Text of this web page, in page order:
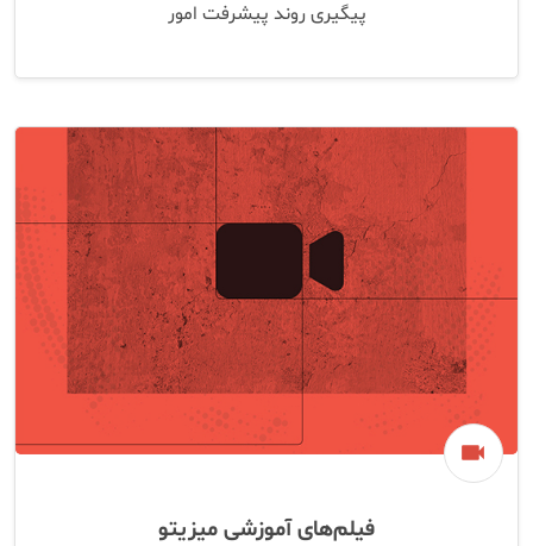
پیگیری روند پیشرفت امور
videocam
فیلم‌های آموزشی میزیتو